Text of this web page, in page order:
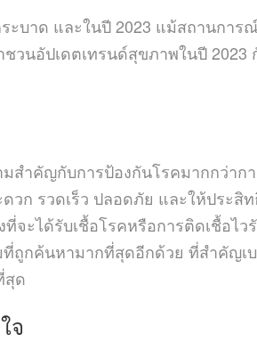
บาด และในปี 2023 แม้สถานกา
วนอัปเดตเทรนด์สุขภาพในปี
สำคัญกับการป้องกันโรคมากกว่า
วก รวดเร็ว ปลอดภัย และให้ประ
ะได้รับเชื้อโรคหรือการติดเชื้อไว
ที่ถูกค้นหามากที่สุดอีกด้วย ที่สำคัญ
สุด
จ